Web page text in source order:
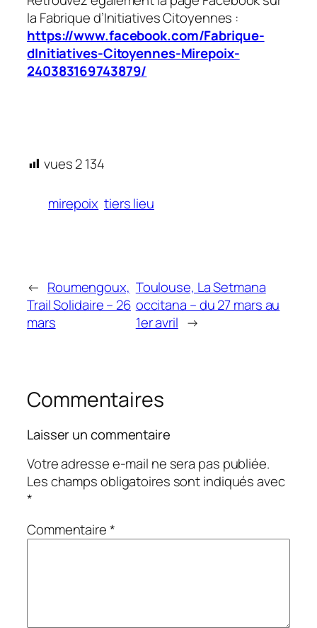
la Fabrique d’Initiatives Citoyennes :
https://www.facebook.com/Fabrique-
dInitiatives-Citoyennes-Mirepoix-
240383169743879/
vues2 134
mirepoix tiers lieu
← Roumengoux,
Trail Solidaire – 26
mars
Toulouse, La Setmana
occitana – du 27 mars au
1er avril →
Commentaires
Laisser un commentaire
Votre adresse e-mail ne sera pas publiée.
Les champs obligatoires sont indiqués avec
*
Commentaire*